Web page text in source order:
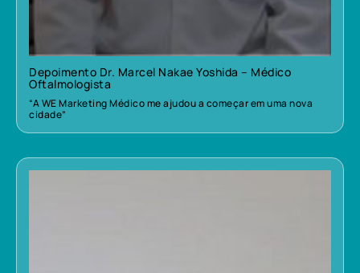
Depoimento Dr. Marcel Nakae Yoshida – Médico
Oftalmologista
“A WE Marketing Médico me ajudou a começar em uma nova
cidade”